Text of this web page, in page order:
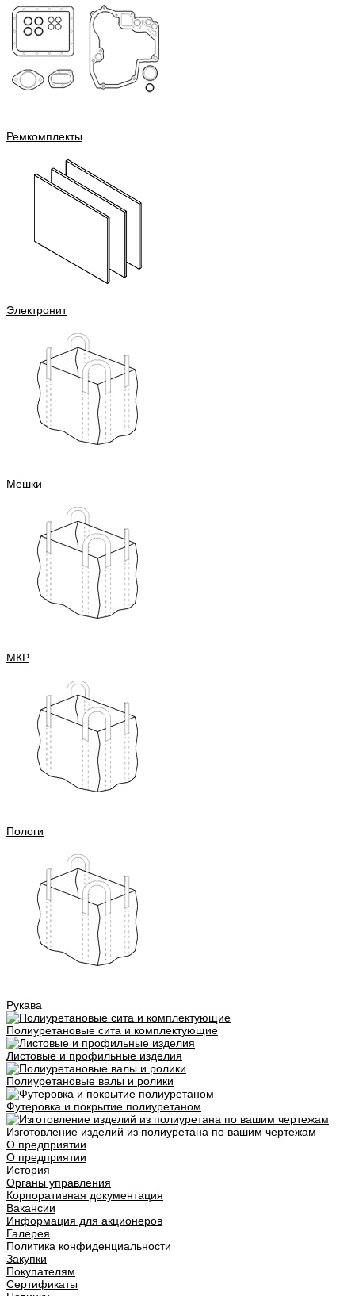
Ремкомплекты
Электронит
Мешки
МКР
Пологи
Рукава
Полиуретановые сита и комплектующие
Листовые и профильные изделия
Полиуретановые валы и ролики
Футеровка и покрытие полиуретаном
Изготовление изделий из полиуретана по вашим чертежам
О предприятии
О предприятии
История
Органы управления
Корпоративная документация
Вакансии
Информация для акционеров
Галерея
Политика конфиденциальности
Закупки
Покупателям
Сертификаты